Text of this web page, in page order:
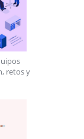
retos y